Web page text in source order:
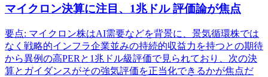
マイクロン決算に注目、1兆ドル 評価論が焦点
要点: マイクロン株はAI需要などを背景に、景気循環株では
なく戦略的インフラ企業並みの持続的収益力を持つとの期待
から異例の高PERと1兆ドル級評価で見られており、次の決
算とガイダンスがその強気評価を正当化できるかが焦点だ